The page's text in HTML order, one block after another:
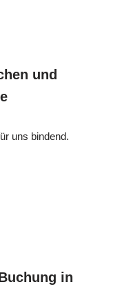
und
uns bindend.
in